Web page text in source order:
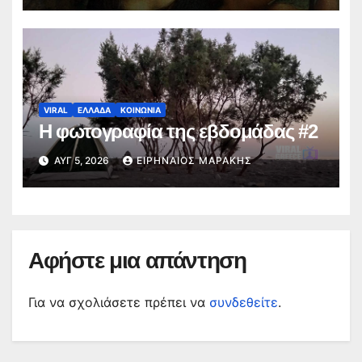
VIRAL ΕΛΛΑΔΑ ΚΟΙΝΩΝΙΑ
Η φωτογραφία της εβδομάδας #2
ΑΥΓ 5, 2026 ΕΙΡΗΝΑΊΟΣ ΜΑΡΆΚΗΣ
Αφήστε μια απάντηση
Για να σχολιάσετε πρέπει να συνδεθείτε.